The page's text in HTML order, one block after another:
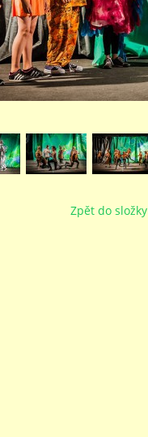
Zpět do složky